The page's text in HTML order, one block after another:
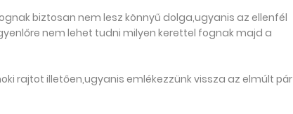
biztosan nem lesz könnyű dolga,ugyanis az ellenfél
nem lehet tudni milyen kerettel fognak majd a
rajtot illetően,ugyanis emlékezzünk vissza az elmúlt pár